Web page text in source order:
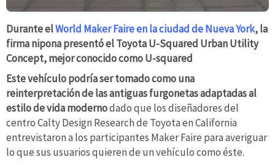
Durante elWorld Maker Faire en la ciudad de Nueva York, la
firma nipona presentó el Toyota U-Squared Urban Utility
Concept, mejor conocido como U-squared
Este vehículo podría ser tomado como una
reinterpretación de las antiguas furgonetas adaptadas al
estilo de vida modernodado que los diseñadores del
centro Calty Design Research de Toyota en California
entrevistaron a los participantes Maker Faire para averiguar
lo que sus usuarios quieren de un vehículo como éste.